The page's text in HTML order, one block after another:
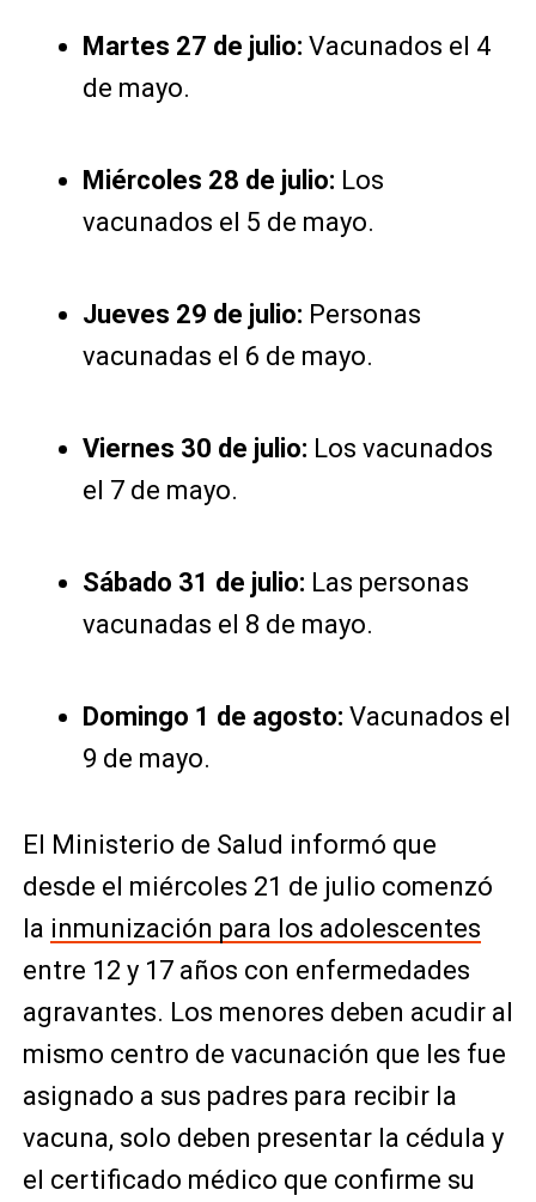
Martes 27 de julio: Vacunados el 4
de mayo.
Miércoles 28 de julio: Los
vacunados el 5 de mayo.
Jueves 29 de julio: Personas
vacunadas el 6 de mayo.
Viernes 30 de julio: Los vacunados
el 7 de mayo.
Sábado 31 de julio: Las personas
vacunadas el 8 de mayo.
Domingo 1 de agosto: Vacunados el
9 de mayo.
El Ministerio de Salud informó que
desde el miércoles 21 de julio comenzó
la inmunización para los adolescentes
entre 12 y 17 años con enfermedades
agravantes. Los menores deben acudir al
mismo centro de vacunación que les fue
asignado a sus padres para recibir la
vacuna, solo deben presentar la cédula y
el certificado médico que confirme su